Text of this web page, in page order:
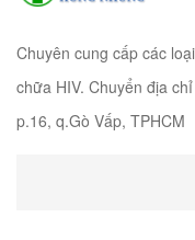
Chuyên cung cấp các
chữa HIV. Chuyển địa
p.16, q.Gò Vấp, TPHCM